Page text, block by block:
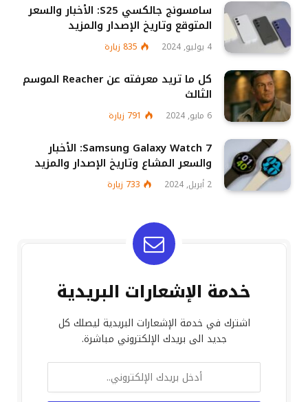
سامسونج جالكسي S25: الأخبار والسعر
المتوقع وتاريخ الإصدار والمزيد
4 يوليو, 2024 835 زيارة
كل ما تريد معرفته عن Reacher الموسم
الثالث
6 مايو, 2024 791 زيارة
Samsung Galaxy Watch 7: الأخبار
والسعر المشاع وتاريخ الإصدار والمزيد
2 أبريل, 2024 733 زيارة
خدمة الإشعارات البريدية
اشترك في خدمة الإشعارات البريدية ليصلك كل
جديد الى بريدك الإلكتروني مباشرة.